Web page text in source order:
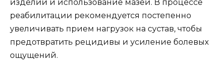
изделий и использование мазей. В процессе
реабилитации рекомендуется постепенно
увеличивать прием нагрузок на сустав, чтобы
предотвратить рецидивы и усиление болевых
ощущений.